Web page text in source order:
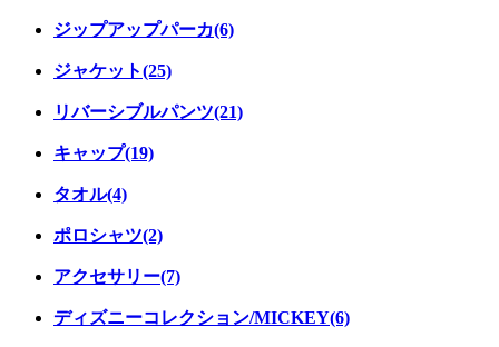
ジップアップパーカ(6)
ジャケット(25)
リバーシブルパンツ(21)
キャップ(19)
タオル(4)
ポロシャツ(2)
アクセサリー(7)
ディズニーコレクション/MICKEY(6)